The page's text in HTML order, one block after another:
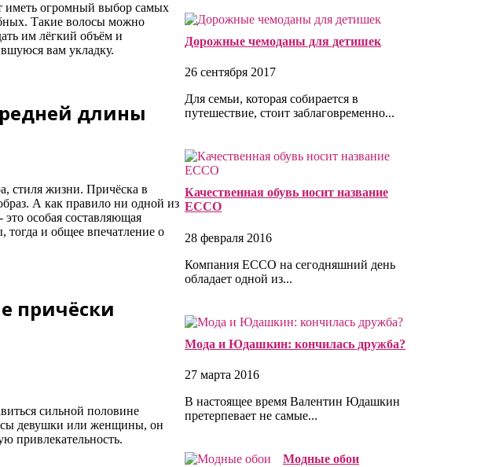
иметь огромный выбор самых
Такие волосы можно
им лёгкий объём и
вам укладку.
длины
стиля жизни. Причёска в
А как правило ни одной из
это особая составляющая
и общее впечатление о
причёски
сильной половине
девушки или женщины, он
привлекательность.
Дорожные чемоданы для детишек
26 сентября 2017
Для семьи, которая собирается в
путешествие, стоит заблаговременно...
Качественная обувь носит название
ECCO
28 февраля 2016
Компания ECCO на сегодняшний день
обладает одной из...
Мода и Юдашкин: кончилась дружба?
27 марта 2016
В настоящее время Валентин Юдашкин
претерпевает не самые...
Mодные обои